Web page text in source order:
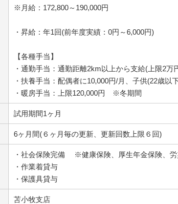
※月給：172,800～190,000円
・昇給：年1回(前年度実績：0円～6,000円)
【各種手当】
・通勤手当：通勤距離2km以上から支給(上限2万
・扶養手当：配偶者に10,000円/月、子供(22歳以
・暖房手当：上限120,000円 ※冬期間
試用期間1ヶ月
6ヶ月間(６ヶ月毎の更新、更新回数上限６回)
・社会保険完備 ※健康保険、厚生年金保険、労
・作業着貸与
・保護具貸与
苫小牧支店